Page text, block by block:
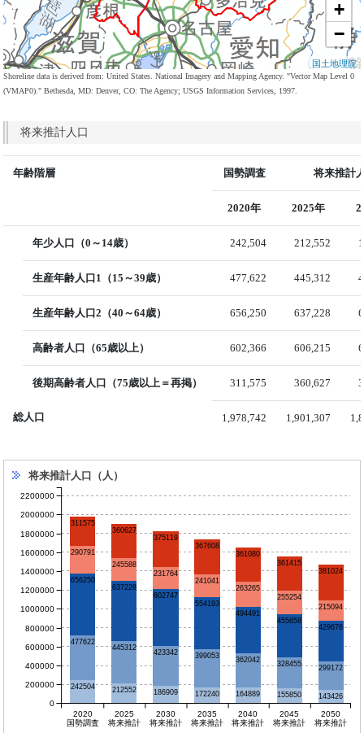
+
−
国土地理院
Shoreline data is derived from: United States. National Imagery and Mapping Agency. "Vector Map Level 0
(VMAP0)." Bethesda, MD: Denver, CO: The Agency; USGS Information Services, 1997.
将来推計人口
年齢階層 国勢調査 将来推計
2020年 2025年
年少人口（0～14歳） 242,504 212,552
生産年齢人口1（15～39歳） 477,622 445,312
生産年齢人口2（40～64歳） 656,250 637,228
高齢者人口（65歳以上） 602,366 606,215
後期高齢者人口（75歳以上＝再掲） 311,575 360,627
総人口 1,978,742 1,901,307
将来推計人口（人）
242504 212552 186909 172240 164889 155850 143426
477622
445312
423342 399053
362042 328455 299172
656250
637228
602747
554193
494491
455658
429676
290791
245588
231764
241041
263265
255254
215094
311575
360627
375119
367608
361080
361415
381024
2020
国勢調査
2025
将来推計
2030
将来推計
2035
将来推計
2040
将来推計
2045
将来推計
2050
将来推計
0
200000
400000
600000
800000
1000000
1200000
1400000
1600000
1800000
2000000
2200000